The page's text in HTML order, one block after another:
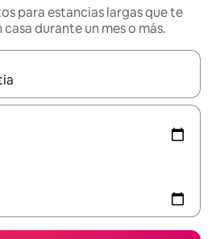
para estancias largas que te
durante un mes o más.
estén disponibles, podrás navegar